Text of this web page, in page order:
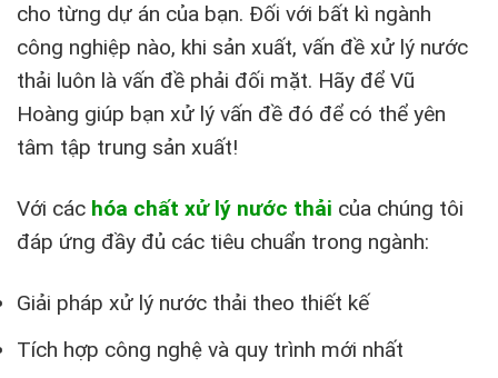
cho từng dự án của bạn. Đối với bất kì ngành
công nghiệp nào, khi sản xuất, vấn đề xử lý nước
thải luôn là vấn đề phải đối mặt. Hãy để Vũ
Hoàng giúp bạn xử lý vấn đề đó để có thể yên
tâm tập trung sản xuất!
Với các hóa chất xử lý nước thải của chúng tôi
đáp ứng đầy đủ các tiêu chuẩn trong ngành:
Giải pháp xử lý nước thải theo thiết kế
Tích hợp công nghệ và quy trình mới nhất